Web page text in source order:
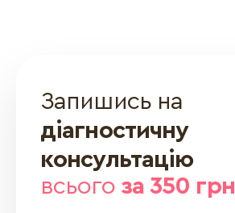
Запишись на
діагностичну
консультацію
всього за 350 грн